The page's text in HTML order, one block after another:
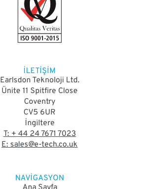
İLETIŞIM
Earlsdon Teknoloji Ltd.
Ünite 11 Spitfire Close
Coventry
CV5 6UR
İngiltere
T: + 44 24 7671 7023
E: sales@e-tech.co.uk
NAVIGASYON